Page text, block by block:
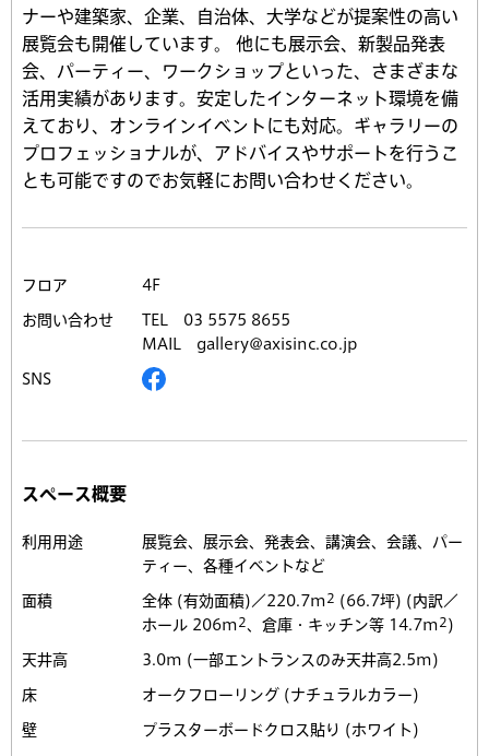
ナーや建築家、企業、自治体、大学などが提案性の高い
展覧会も開催しています。 他にも展示会、新製品発表
会、パーティー、ワークショップといった、さまざまな
活用実績があります。安定したインターネット環境を備
えており、オンラインイベントにも対応。ギャラリーの
プロフェッショナルが、アドバイスやサポートを行うこ
とも可能ですのでお気軽にお問い合わせください。
フロア 4F
お問い合わせ TEL
03 5575 8655
MAIL
gallery@axisinc.co.jp
SNS
スペース概要
利用用途
展覧会、展示会、発表会、講演会、会議、パー
ティー、各種イベントなど
面積 全体 (有効面積)／220.7m2 (66.7坪) (内訳／
ホール 206m2、倉庫・キッチン等 14.7m2 )
天井高 3.0m (一部エントランスのみ天井高2.5m)
床 オークフローリング (ナチュラルカラー)
壁 プラスターボードクロス貼り (ホワイト)